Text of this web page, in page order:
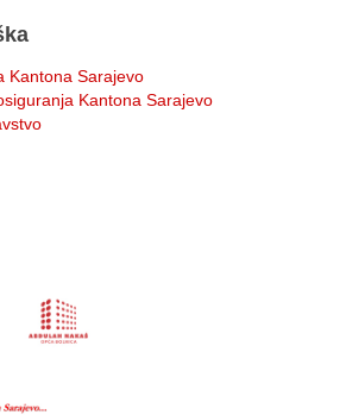
Kantona Sarajevo
Kantona Sarajevo